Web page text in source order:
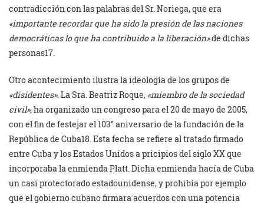
contradicción con las palabras del Sr. Noriega, que era
«importante recordar que ha sido la presión de las naciones
democráticas lo que ha contribuido a la liberación»de dichas
personas17.
Otro acontecimiento ilustra la ideología de los grupos de
«disidentes». La Sra. Beatriz Roque, «miembro de la sociedad
civil», ha organizado un congreso para el 20 de mayo de 2005,
con el fin de festejar el 103° aniversario de la fundación de la
República de Cuba18. Esta fecha se refiere al tratado firmado
entre Cuba y los Estados Unidos a pricipios del siglo XX que
incorporaba la enmienda Platt. Dicha enmienda hacía de Cuba
un casi protectorado estadounidense, y prohibía por ejemplo
que el gobierno cubano firmara acuerdos con una potencia